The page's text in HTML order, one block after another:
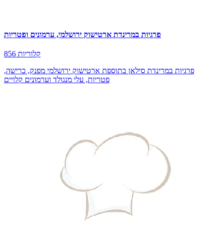
פרגיות במרינדת ארטישוק ירושלמי, ערמונים ופטריות
856 קלוריות
פרגיות במרינדת סילאן בתוספת ארטישוק ירושלמי מפנק, כרישה,
פטריות, עלי מנגולד וערמונים קלויים